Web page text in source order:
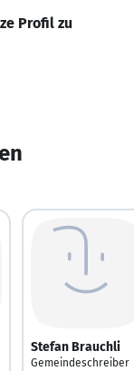
Profil zu
Stefan Brauchli
Gemeindeschreiber